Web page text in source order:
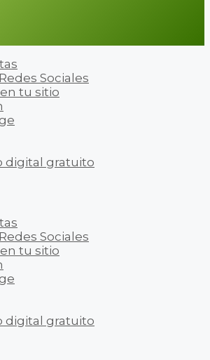
Sociales
tu sitio
digital gratuito
Sociales
tu sitio
digital gratuito